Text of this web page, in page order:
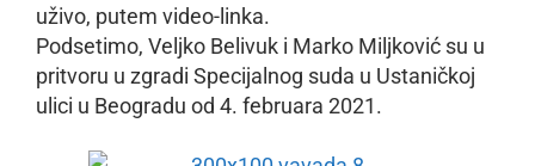
uživo, putem video-linka.
Podsetimo, Veljko Belivuk i Marko Miljković su u
pritvoru u zgradi Specijalnog suda u Ustaničkoj
ulici u Beogradu od 4. februara 2021.